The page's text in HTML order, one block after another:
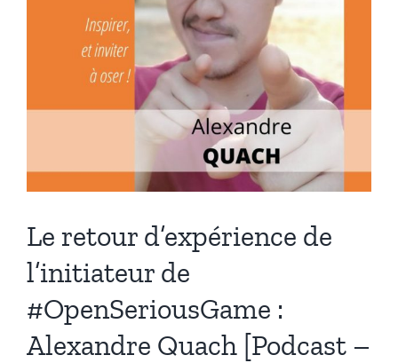
Le retour d’expérience de
l’initiateur de
#OpenSeriousGame :
Alexandre Quach [Podcast –